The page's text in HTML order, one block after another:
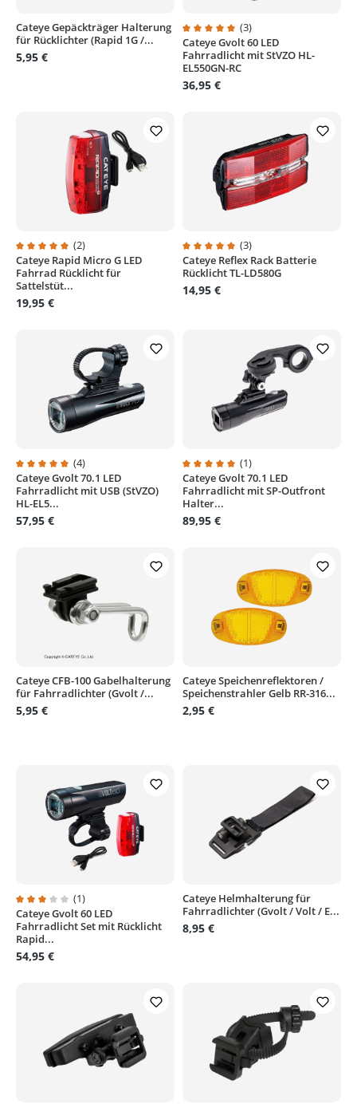
Cateye Gepäckträger Halterung
für Rücklichter (Rapid 1G /...
5,95 €
Durchschnittliche Bewertung
(3)
Cateye Gvolt 60 LED
Fahrradlicht mit StVZO HL-
EL550GN-RC
36,95 €
Durchschnittliche Bewertung von 5 von 5 Sternen
(2)
Cateye Rapid Micro G LED
Fahrrad Rücklicht für
Sattelstüt...
19,95 €
Durchschnittliche Bewertung
(3)
Cateye Reflex Rack Batterie
Rücklicht TL-LD580G
14,95 €
Durchschnittliche Bewertung von 5 von 5 Sternen
(4)
Cateye Gvolt 70.1 LED
Fahrradlicht mit USB (StVZO)
HL-EL5...
57,95 €
Durchschnittliche Bewertung
(1)
Cateye Gvolt 70.1 LED
Fahrradlicht mit SP-Outfront
Halter...
89,95 €
Cateye CFB-100 Gabelhalterung
für Fahrradlichter (Gvolt /...
5,95 €
Cateye Speichenreflektoren /
Speichenstrahler Gelb RR-316...
2,95 €
Durchschnittliche Bewertung von 3 von 5 Sternen
(1)
Cateye Gvolt 60 LED
Fahrradlicht Set mit Rücklicht
Rapid...
54,95 €
Cateye Helmhalterung für
Fahrradlichter (Gvolt / Volt / E...
8,95 €